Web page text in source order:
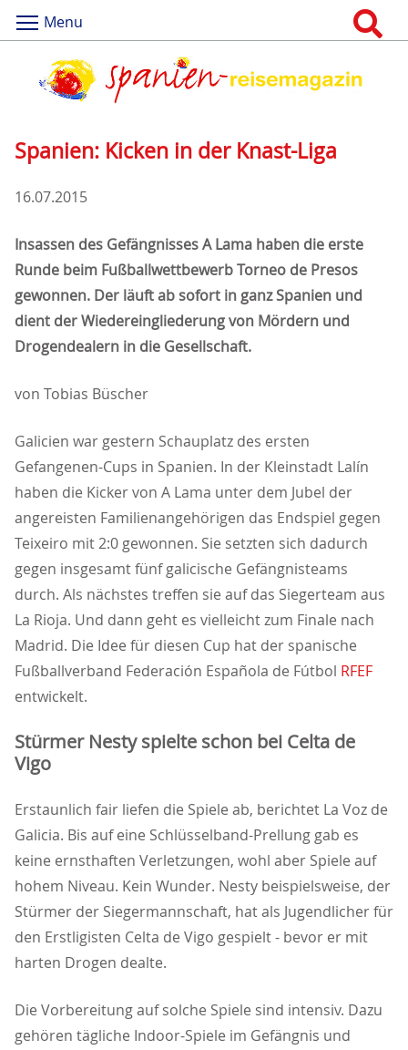
Menu
Spanien: Kicken in der Knast-Liga
16.07.2015
Insassen des Gefängnisses A Lama haben die erste
Runde beim Fußballwettbewerb Torneo de Presos
gewonnen. Der läuft ab sofort in ganz Spanien und
dient der Wiedereingliederung von Mördern und
Drogendealern in die Gesellschaft.
von Tobias Büscher
Galicien war gestern Schauplatz des ersten
Gefangenen-Cups in Spanien. In der Kleinstadt Lalín
haben die Kicker von A Lama unter dem Jubel der
angereisten Familienangehörigen das Endspiel gegen
Teixeiro mit 2:0 gewonnen. Sie setzten sich dadurch
gegen insgesamt fünf galicische Gefängnisteams
durch. Als nächstes treffen sie auf das Siegerteam aus
La Rioja. Und dann geht es vielleicht zum Finale nach
Madrid. Die Idee für diesen Cup hat der spanische
Fußballverband Federación Española de Fútbol RFEF
entwickelt.
Stürmer Nesty spielte schon bei Celta de
Vigo
Erstaunlich fair liefen die Spiele ab, berichtet La Voz de
Galicia. Bis auf eine Schlüsselband-Prellung gab es
keine ernsthaften Verletzungen, wohl aber Spiele auf
hohem Niveau. Kein Wunder. Nesty beispielsweise, der
Stürmer der Siegermannschaft, hat als Jugendlicher für
den Erstligisten Celta de Vigo gespielt - bevor er mit
harten Drogen dealte.
Die Vorbereitung auf solche Spiele sind intensiv. Dazu
gehören tägliche Indoor-Spiele im Gefängnis und